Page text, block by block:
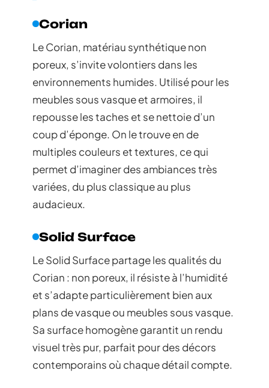
Corian
Le Corian, matériau synthétique non
poreux, s’invite volontiers dans les
environnements humides. Utilisé pour les
meubles sous vasque et armoires, il
repousse les taches et se nettoie d’un
coup d’éponge. On le trouve en de
multiples couleurs et textures, ce qui
permet d’imaginer des ambiances très
variées, du plus classique au plus
audacieux.
Solid Surface
Le Solid Surface partage les qualités du
Corian : non poreux, il résiste à l’humidité
et s’adapte particulièrement bien aux
plans de vasque ou meubles sous vasque.
Sa surface homogène garantit un rendu
visuel très pur, parfait pour des décors
contemporains où chaque détail compte.